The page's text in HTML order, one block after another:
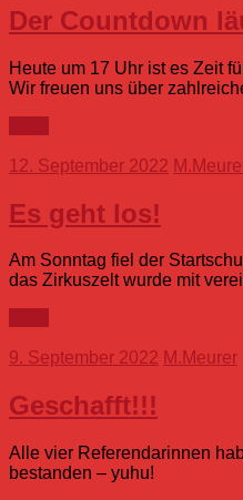
Der Countdown
Heute um 17 Uhr ist es Zeit
Wir freuen uns über
12. September 2022
Es geht los!
Am Sonntag fiel der
das Zirkuszelt wurde mit
9. September 2022 M.Meurer
Geschafft!!!
Alle vier Referendarinnen
bestanden – yuhu!